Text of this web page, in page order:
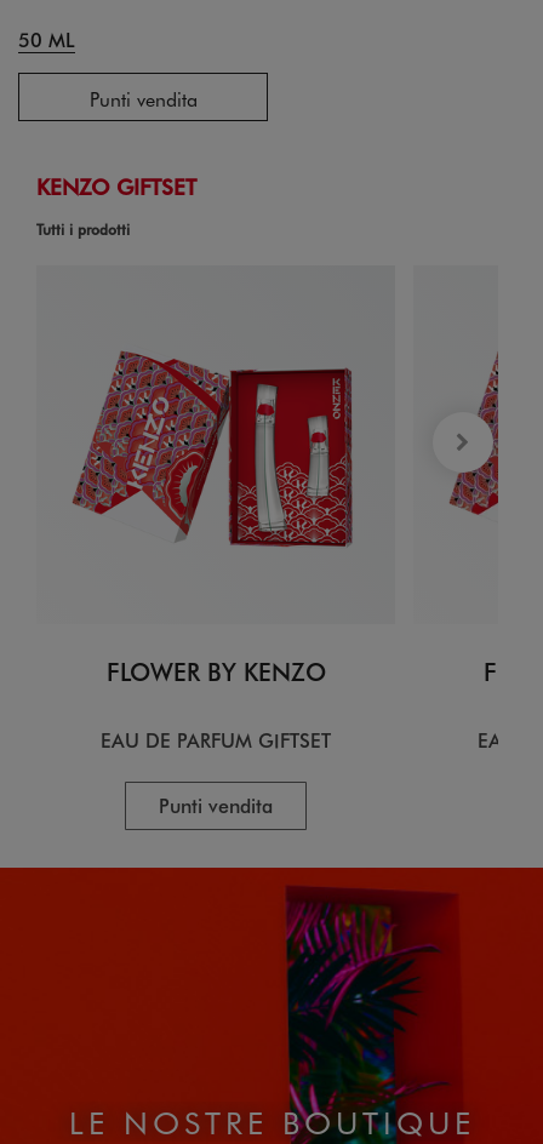
50 ML
Punti vendita
KENZO GIFTSET
Tutti i prodotti
FLOWER BY KENZO
EAU DE PARFUM GIFTSET
Punti vendita
EAU
LE NOSTRE BOUTIQUE